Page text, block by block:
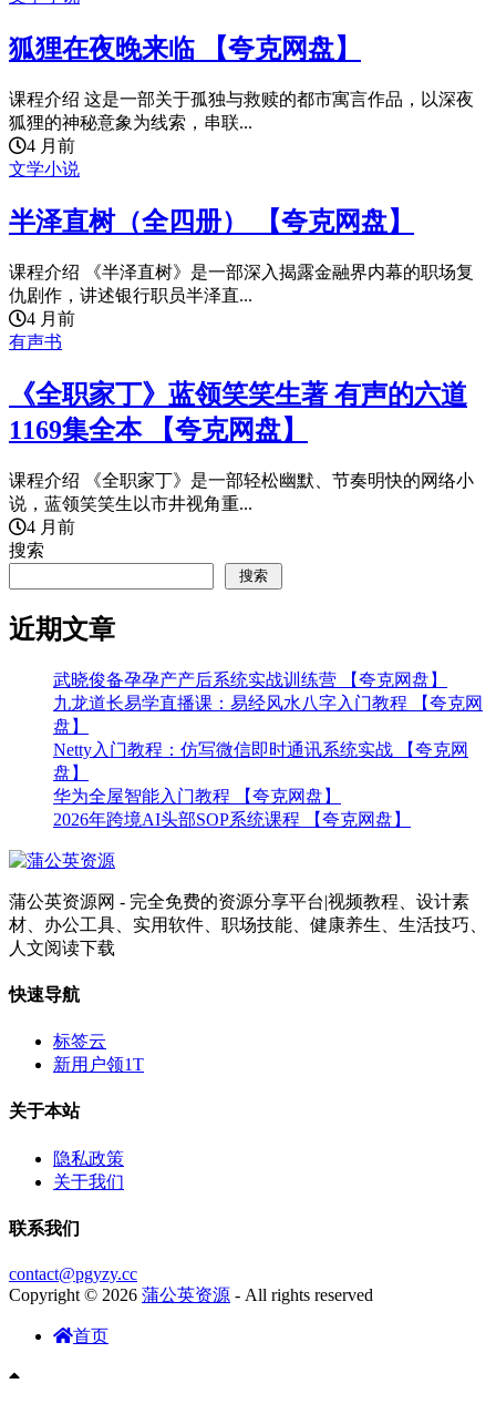
狐狸在夜晚来临 【夸克网盘】
课程介绍 这是一部关于孤独与救赎的都市寓言作品，以深夜
狐狸的神秘意象为线索，串联...
4 月前
文学小说
半泽直树（全四册） 【夸克网盘】
课程介绍 《半泽直树》是一部深入揭露金融界内幕的职场复
仇剧作，讲述银行职员半泽直...
4 月前
有声书
《全职家丁》蓝领笑笑生著 有声的六道
1169集全本 【夸克网盘】
课程介绍 《全职家丁》是一部轻松幽默、节奏明快的网络小
说，蓝领笑笑生以市井视角重...
4 月前
搜索
搜索
近期文章
武晓俊备孕孕产产后系统实战训练营 【夸克网盘】
九龙道长易学直播课：易经风水八字入门教程 【夸克网
盘】
Netty入门教程：仿写微信即时通讯系统实战 【夸克网
盘】
华为全屋智能入门教程 【夸克网盘】
2026年跨境AI头部SOP系统课程 【夸克网盘】
蒲公英资源网 - 完全免费的资源分享平台|视频教程、设计素
材、办公工具、实用软件、职场技能、健康养生、生活技巧、
人文阅读下载
快速导航
标签云
新用户领1T
关于本站
隐私政策
关于我们
联系我们
contact@pgyzy.cc
Copyright © 2026 蒲公英资源 - All rights reserved
首页